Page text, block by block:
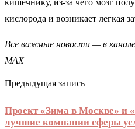
кишечнику, из-за чего мозг
кислорода и возникает легкая
Все важные новости — в
МАХ
Предыдущая запись
Проект «Зима в Москве» и
лучшие компании сферы